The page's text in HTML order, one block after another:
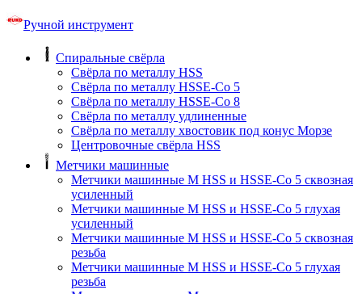
Ручной инструмент
Спиральные свёрла
Свёрла по металлу HSS
Свёрла по металлу HSSE-Co 5
Свёрла по металлу HSSE-Co 8
Свёрла по металлу удлиненные
Свёрла по металлу хвостовик под конус Морзе
Центровочные свёрла HSS
Метчики машинные
Метчики машинные M HSS и HSSE-Co 5 сквозная
усиленный
Метчики машинные M HSS и HSSE-Co 5 глухая
усиленный
Метчики машинные M HSS и HSSE-Co 5 сквозная
резьба
Метчики машинные M HSS и HSSE-Co 5 глухая
резьба